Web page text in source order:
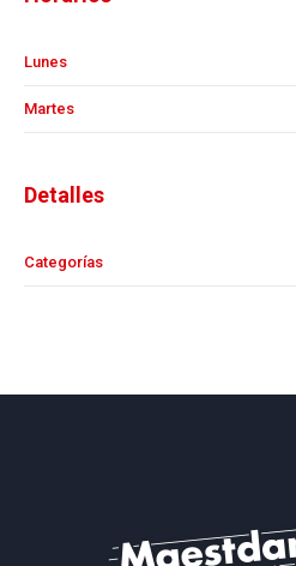
Lunes
Martes
Detalles
Categorías